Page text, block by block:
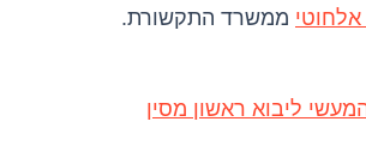
ממשרד התקשורת.
ליבוא ראשון מסין